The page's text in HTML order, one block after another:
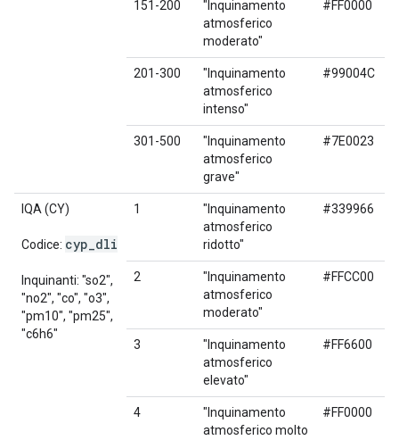
151-200
"Inquinamento
atmosferico
moderato"
#FF0000
201-300
"Inquinamento
atmosferico
intenso"
#99004C
301-500
"Inquinamento
atmosferico
grave"
#7E0023
IQA (CY)
Codice: cyp dli
Inquinanti: "so2",
"no2", "co", "o3",
"pm10", "pm25",
"c6h6"
1
"Inquinamento
atmosferico
ridotto"
#339966
2
"Inquinamento
atmosferico
moderato"
#FFCC00
3
"Inquinamento
atmosferico
elevato"
#FF6600
4
"Inquinamento
atmosferico molto
#FF0000